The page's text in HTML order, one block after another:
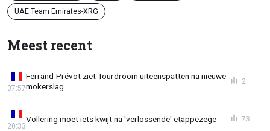
UAE Team Emirates-XRG
Meest recent
Ferrand-Prévot ziet Tourdroom uiteenspatten na nieuwe
mokerslag
07:57
2
Vollering moet iets kwijt na 'verlossende' etappezege
20:33
73